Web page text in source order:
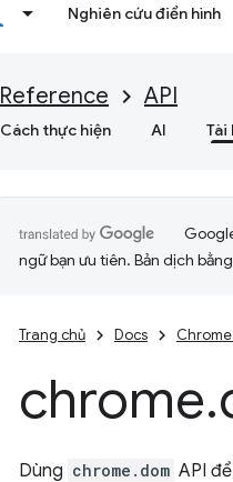
Nghiên cứu điển hình
Reference API
Cách thực hiện AI Tài
ngữ bạn ưu tiên. Bản dịch
Trang chủ Docs
chrome.
Dùng chrome.dom API